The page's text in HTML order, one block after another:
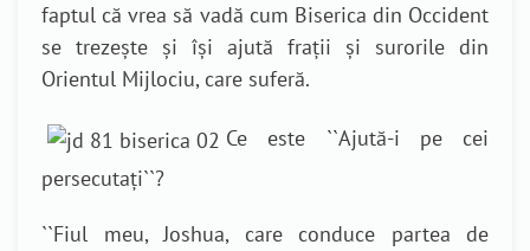
faptul că vrea să vadă cum Biserica din Occident
se trezește și își ajută frații și surorile din
Orientul Mijlociu, care suferă.
Ce este ``Ajută-i pe cei
persecutați``?
``Fiul meu, Joshua, care conduce partea de